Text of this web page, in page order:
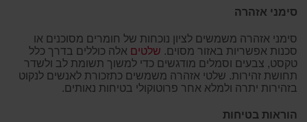
סימני אזהרה
סימני אזהרה משמשים לציון נוכחות של חומרים מסוכנים או
סכנות אפשריות באזור מסוים. שלטים אלה כוללים בדרך כלל
טקסט, צבעים וסמלים מודגשים כדי למשוך תשומת לב ולשדר
תחושת זהירות. שלטי אזהרה משמשים כתזכורת לאנשים לנקוט
בזהירות יתרה ולמלא אחר פרוטוקולי בטיחות נאותים.
הוראות בטיחות